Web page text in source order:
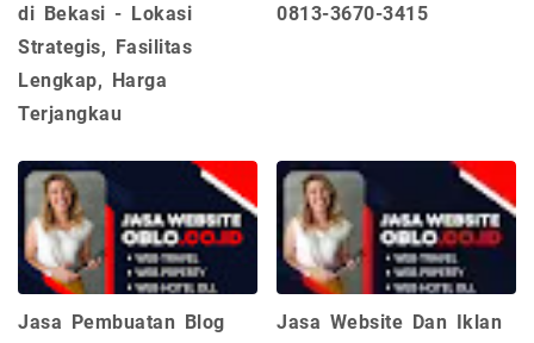
di Bekasi - Lokasi
Strategis, Fasilitas
Lengkap, Harga
Terjangkau
0813-3670-3415
Jasa Pembuatan Blog
Jasa Website Dan Iklan